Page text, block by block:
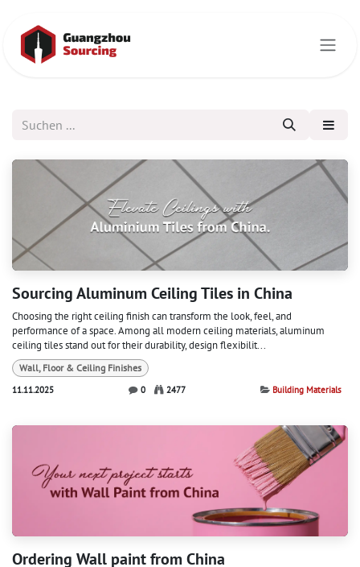
Sourcing Aluminum Ceiling Tiles in China
Choosing the right ceiling finish can transform the look, feel, and
performance of a space. Among all modern ceiling materials, aluminum
ceiling tiles stand out for their durability, design flexibilit...
Wall, Floor & Ceiling Finishes
11.11.2025
0 2477 Building Materials
Ordering Wall paint from China